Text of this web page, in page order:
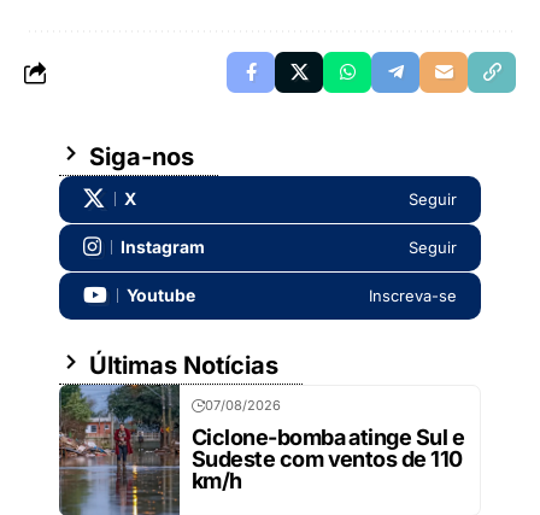
Siga-nos
X Seguir
Instagram Seguir
Youtube Inscreva-se
Últimas Notícias
07/08/2026
Ciclone-bomba atinge Sul e
Sudeste com ventos de 110
km/h